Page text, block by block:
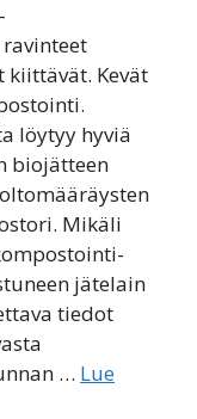
kiittävät. Kevät
löytyy hyviä
biojätteen
Mikäli
jätelain
tiedot
… Lue